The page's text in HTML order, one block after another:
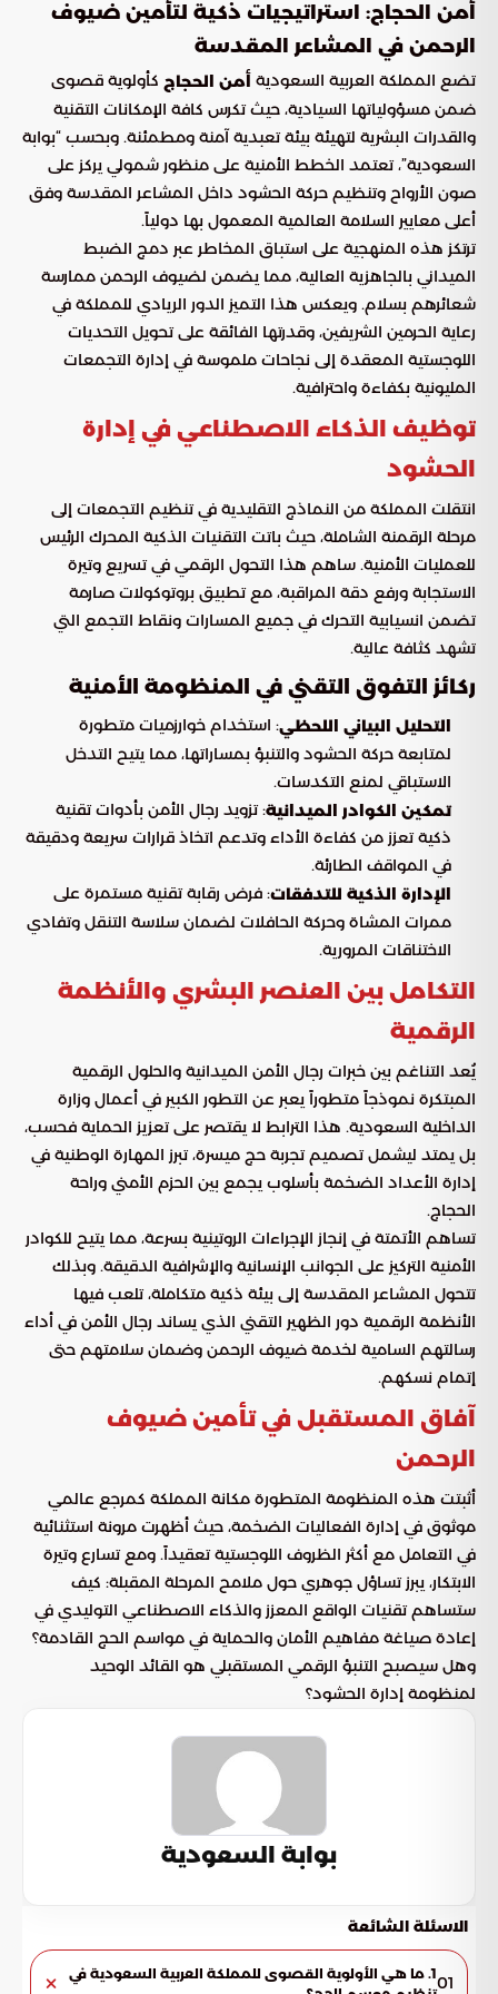
أمن الحجاج: استراتيجيات ذكية لتأمين ضيوف
الرحمن في المشاعر المقدسة
تضع المملكة العربية السعودية أمن الحجاج كأولوية قصوى
ضمن مسؤولياتها السيادية، حيث تكرس كافة الإمكانات التقنية
والقدرات البشرية لتهيئة بيئة تعبدية آمنة ومطمئنة. وبحسب “بوابة
السعودية”، تعتمد الخطط الأمنية على منظور شمولي يركز على
صون الأرواح وتنظيم حركة الحشود داخل المشاعر المقدسة وفق
أعلى معايير السلامة العالمية المعمول بها دولياً.
ترتكز هذه المنهجية على استباق المخاطر عبر دمج الضبط
الميداني بالجاهزية العالية، مما يضمن لضيوف الرحمن ممارسة
شعائرهم بسلام. ويعكس هذا التميز الدور الريادي للمملكة في
رعاية الحرمين الشريفين، وقدرتها الفائقة على تحويل التحديات
اللوجستية المعقدة إلى نجاحات ملموسة في إدارة التجمعات
المليونية بكفاءة واحترافية.
توظيف الذكاء الاصطناعي في إدارة
الحشود
انتقلت المملكة من النماذج التقليدية في تنظيم التجمعات إلى
مرحلة الرقمنة الشاملة، حيث باتت التقنيات الذكية المحرك الرئيس
للعمليات الأمنية. ساهم هذا التحول الرقمي في تسريع وتيرة
الاستجابة ورفع دقة المراقبة، مع تطبيق بروتوكولات صارمة
تضمن انسيابية التحرك في جميع المسارات ونقاط التجمع التي
تشهد كثافة عالية.
ركائز التفوق التقني في المنظومة الأمنية
التحليل البياني اللحظي: استخدام خوارزميات متطورة
لمتابعة حركة الحشود والتنبؤ بمساراتها، مما يتيح التدخل
الاستباقي لمنع التكدسات.
تمكين الكوادر الميدانية: تزويد رجال الأمن بأدوات تقنية
ذكية تعزز من كفاءة الأداء وتدعم اتخاذ قرارات سريعة ودقيقة
في المواقف الطارئة.
الإدارة الذكية للتدفقات: فرض رقابة تقنية مستمرة على
ممرات المشاة وحركة الحافلات لضمان سلاسة التنقل وتفادي
الاختناقات المرورية.
التكامل بين العنصر البشري والأنظمة
الرقمية
يُعد التناغم بين خبرات رجال الأمن الميدانية والحلول الرقمية
المبتكرة نموذجاً متطوراً يعبر عن التطور الكبير في أعمال وزارة
الداخلية السعودية. هذا الترابط لا يقتصر على تعزيز الحماية فحسب،
بل يمتد ليشمل تصميم تجربة حج ميسرة، تبرز المهارة الوطنية في
إدارة الأعداد الضخمة بأسلوب يجمع بين الحزم الأمني وراحة
الحجاج.
تساهم الأتمتة في إنجاز الإجراءات الروتينية بسرعة، مما يتيح للكوادر
الأمنية التركيز على الجوانب الإنسانية والإشرافية الدقيقة. وبذلك
تتحول المشاعر المقدسة إلى بيئة ذكية متكاملة، تلعب فيها
الأنظمة الرقمية دور الظهير التقني الذي يساند رجال الأمن في أداء
رسالتهم السامية لخدمة ضيوف الرحمن وضمان سلامتهم حتى
إتمام نسكهم.
آفاق المستقبل في تأمين ضيوف
الرحمن
أثبتت هذه المنظومة المتطورة مكانة المملكة كمرجع عالمي
موثوق في إدارة الفعاليات الضخمة، حيث أظهرت مرونة استثنائية
في التعامل مع أكثر الظروف اللوجستية تعقيداً. ومع تسارع وتيرة
الابتكار، يبرز تساؤل جوهري حول ملامح المرحلة المقبلة: كيف
ستساهم تقنيات الواقع المعزز والذكاء الاصطناعي التوليدي في
إعادة صياغة مفاهيم الأمان والحماية في مواسم الحج القادمة؟
وهل سيصبح التنبؤ الرقمي المستقبلي هو القائد الوحيد
لمنظومة إدارة الحشود؟
بوابة السعودية
الاسئلة الشائعة
01 1. ما هي الأولوية القصوى للمملكة العربية السعودية في